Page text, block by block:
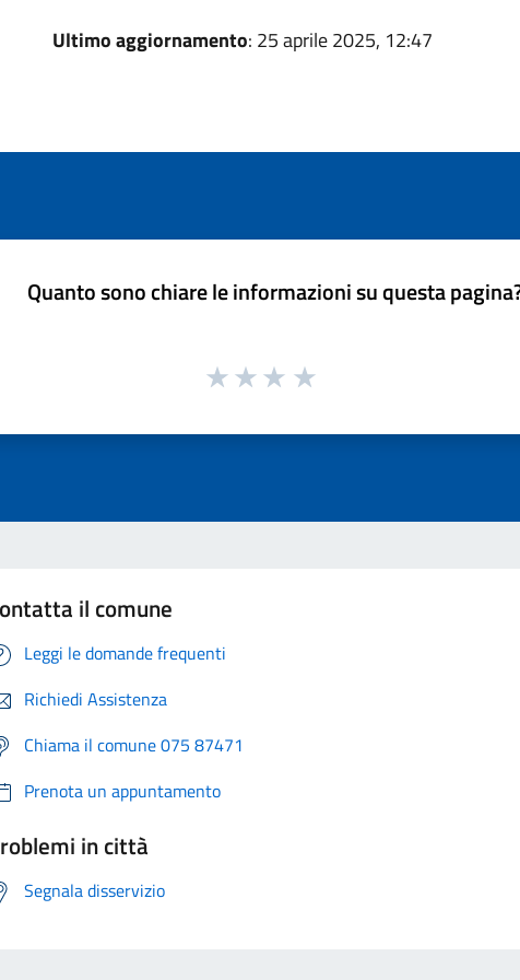
Ultimo aggiornamento: 25 aprile 2025, 12:47
Quanto sono chiare le informazioni su questa
il comune
Leggi le domande frequenti
Richiedi Assistenza
Chiama il comune 075 87471
Prenota un appuntamento
in città
Segnala disservizio